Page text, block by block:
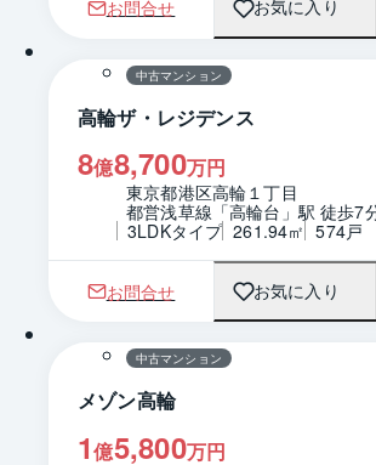
お問合せ お気に入り
中古マンション
高輪ザ・レジデンス
8億8,700万円
東京都港区高輪１丁目
都営浅草線「高輪台」駅 徒歩7
3LDKタイプ 261.94㎡ 574戸
お問合せ お気に入り
1 / 0
中古マンション
メゾン高輪
1億5,800万円